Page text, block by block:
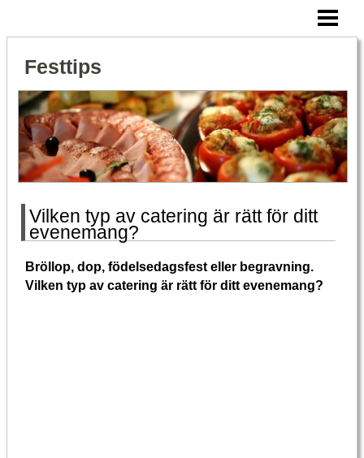
CATERING FRÅN RÄTT FÖRETAG
BLOGG
Festtips
Vilken typ av catering är rätt för ditt
evenemang?
Bröllop, dop, födelsedagsfest eller begravning.
Vilken typ av catering är rätt för ditt evenemang?